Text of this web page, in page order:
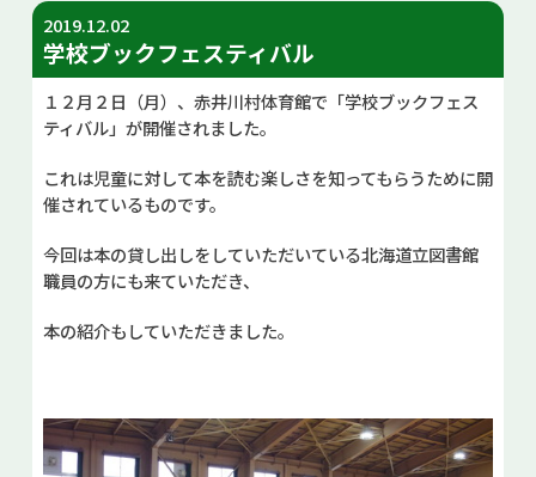
2019.12.02
学校ブックフェスティバル
１２月２日（月）、赤井川村体育館で「学校ブックフェス
ティバル」が開催されました。
これは児童に対して本を読む楽しさを知ってもらうために開
催されているものです。
今回は本の貸し出しをしていただいている北海道立図書館
職員の方にも来ていただき、
本の紹介もしていただきました。